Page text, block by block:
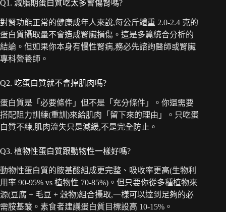
Q1. 減脂期蛋白質吃太多會傷腎嗎?
對腎功能正常的健康成年人來說,每公斤體重 2.0-2.4 克的
蛋白質攝取量不會造成腎臟損傷。這是多篇統合分析的
結論。但如果你本身有慢性腎病,務必先諮詢醫師或腎臟
專科營養師。
Q2. 吃蛋白質就不會掉肌肉嗎?
蛋白質是「必要條件」但不是「充分條件」。你還需要
搭配阻力訓練(重訓)來給肌肉「留下來的理由」。只吃蛋
白質不練,肌肉流失只是減緩,不是完全防止。
Q3. 植物性蛋白質跟動物性一樣好嗎?
動物性蛋白質的胺基酸組成更完整、吸收率更高(生物利
用率 90-95% vs 植物性 70-85%)。但只要你從多種植物來
源(豆腐 + 毛豆 + 穀物)組合攝取,一樣可以達到足夠的必
需胺基酸。素食者建議蛋白質目標設高 10-15%。